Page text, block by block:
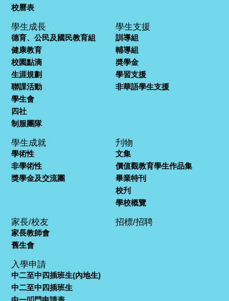
校曆表
學生成長
德育、公民及國民教育組
健康教育
校園點滴
生涯規劃
聯課活動
學生會
四社
制服團隊
學生支援
訓導組
輔導組
奬學金
學習支援
非華語學生支援
學生成就
學術性
非學術性
獎學金及交流團
刋物
文集
價值觀教育學生作品集
畢業特刊
校刋
學校概覽
家長/校友
家長教師會
舊生會
招標/招聘
入學申請
中二至中四插班生(內地生)
中二至中四插班生